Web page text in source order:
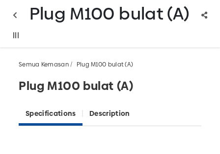
Plug M100 bulat (A)
Semua Kemasan Plug M100 bulat (A)
Plug M100 bulat (A)
Specifications Description